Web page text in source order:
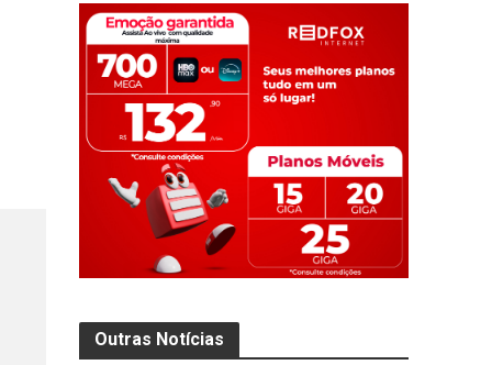
Outras Notícias